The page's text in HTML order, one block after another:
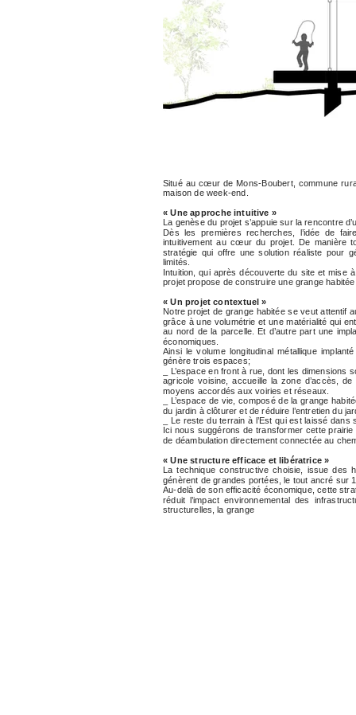
Situé au cœur de Mons-Boubert, commune
maison de week-end.
« Une approche intuitive »
La genèse du projet s’appuie sur la rencontre
Dès les premières recherches, l’idée de
intuitivement au cœur du projet. De manière
stratégie qui offre une solution réaliste pour
limités.
Intuition, qui après découverte du site et mise
projet propose de construire une grange
« Un projet contextuel »
Notre projet de grange habitée se veut attentif
grâce à une volumétrie et une matérialité qui
au nord de la parcelle. Et d’autre part une
économiques.
Ainsi le volume longitudinal métallique
génère trois espaces;
_ L’espace en front à rue, dont les
agricole voisine, accueille la zone d’accès,
moyens accordés aux voiries et réseaux.
_ L’espace de vie, composé de la grange
du jardin à clôturer et de réduire l’entretien du
_ Le reste du terrain à l’Est qui est laissé
Ici nous suggérons de transformer cette
de déambulation directement connectée au
« Une structure efficace et libératrice »
La technique constructive choisie, issue des
génèrent de grandes portées, le tout ancré sur
Au-delà de son efficacité économique, cette
réduit l’impact environnemental des
structurelles, la grange